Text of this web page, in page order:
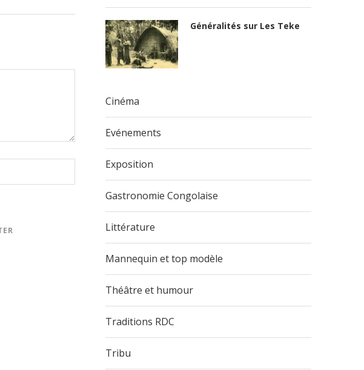
Généralités sur Les Teke
Cinéma
Evénements
Exposition
Gastronomie Congolaise
Littérature
Mannequin et top modèle
Théâtre et humour
Traditions RDC
Tribu